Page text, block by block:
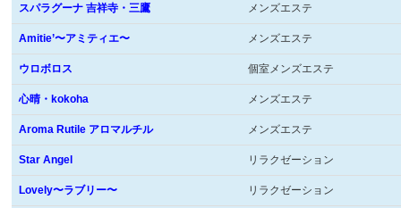
スパラグーナ 吉祥寺・三鷹 メンズエステ
Amitie’〜アミティエ〜 メンズエステ
ウロボロス 個室メンズエステ
心晴・kokoha メンズエステ
Aroma Rutile アロマルチル メンズエステ
Star Angel リラクゼーション
Lovely〜ラブリー〜 リラクゼーション